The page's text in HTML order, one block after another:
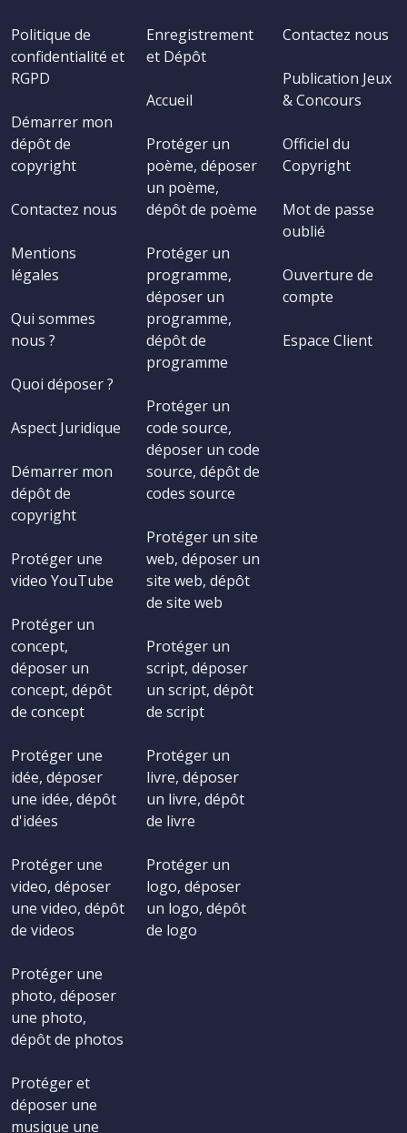
Politique de
confidentialité et
RGPD
Démarrer mon
dépôt de
copyright
Contactez nous
Mentions
légales
Qui sommes
nous ?
Quoi déposer ?
Aspect Juridique
Démarrer mon
dépôt de
copyright
Protéger une
video YouTube
Protéger un
concept,
déposer un
concept, dépôt
de concept
Protéger une
idée, déposer
une idée, dépôt
d'idées
Protéger une
video, déposer
une video, dépôt
de videos
Protéger une
photo, déposer
une photo,
dépôt de photos
Protéger et
déposer une
musique une
Enregistrement
et Dépôt
Accueil
Protéger un
poème, déposer
un poème,
dépôt de poème
Protéger un
programme,
déposer un
programme,
dépôt de
programme
Protéger un
code source,
déposer un code
source, dépôt de
codes source
Protéger un site
web, déposer un
site web, dépôt
de site web
Protéger un
script, déposer
un script, dépôt
de script
Protéger un
livre, déposer
un livre, dépôt
de livre
Protéger un
logo, déposer
un logo, dépôt
de logo
Contactez nous
Publication Jeux
& Concours
Officiel du
Copyright
Mot de passe
oublié
Ouverture de
compte
Espace Client